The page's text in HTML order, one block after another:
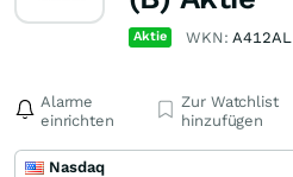
Aktie WKN:A412AL
Alarme
einrichten
Zur Watchlist
hinzufügen
Nasdaq